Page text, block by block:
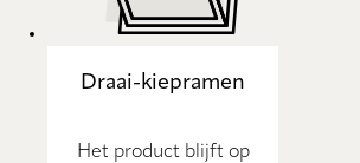
Draai-kiepramen
Het product blijft op